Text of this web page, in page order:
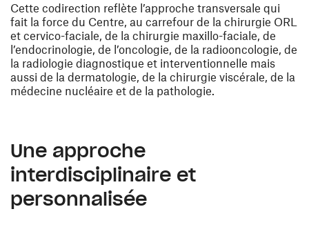
Cette codirection reflète l’approche transversale qui
fait la force du Centre, au carrefour de la chirurgie ORL
et cervico-faciale, de la chirurgie maxillo-faciale, de
l’endocrinologie, de l’oncologie, de la radiooncologie, de
la radiologie diagnostique et interventionnelle mais
aussi de la dermatologie, de la chirurgie viscérale, de la
médecine nucléaire et de la pathologie.
Une approche
interdisciplinaire et
personnalisée